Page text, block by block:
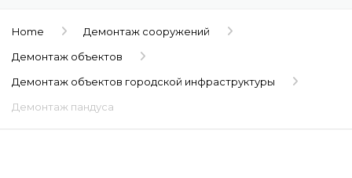
Home
Демонтаж сооружений
Демонтаж объектов
Демонтаж объектов городской инфраструктуры
Демонтаж пандуса